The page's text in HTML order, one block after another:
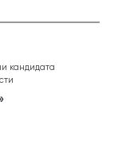
кандидата